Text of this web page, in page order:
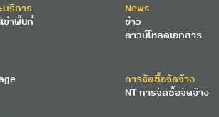
ริการ
ช่าพื้นที่
News
ข่าว
ดาวน์โหลดเอกสาร
การจัดซื้อจัดจ้าง
NT การจัดซื้อจัดจ้าง